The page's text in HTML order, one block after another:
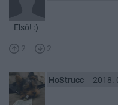
Első! :)
2 2
HoStrucc 2018.